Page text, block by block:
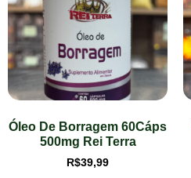
Óleo De Borragem 60Cáps
500mg Rei Terra
R$39,99